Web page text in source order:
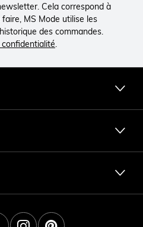
Cela correspond à
MS Mode utilise les
des commandes.
.